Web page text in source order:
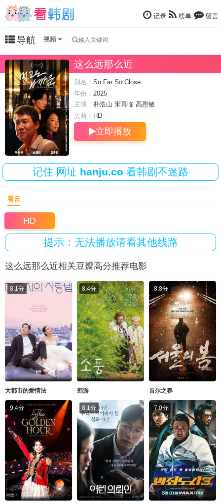
记录 榜单 留言
导航 视频
这么远那么近
别名： So Far So Close
年份： 2025
主演： 朴浩山 宋再临 高恩敏
更新： HD
立即播放
记住 网址 hanju.co 看韩剧不迷路
看云
HD
提示：无法播放请看其他线路
这么远那么近相关豆瓣高分推荐电影
8.1分
大都市的爱情法
8.4分
郊游
8.8分
首尔之春
9.4分 8.1分 7.0分